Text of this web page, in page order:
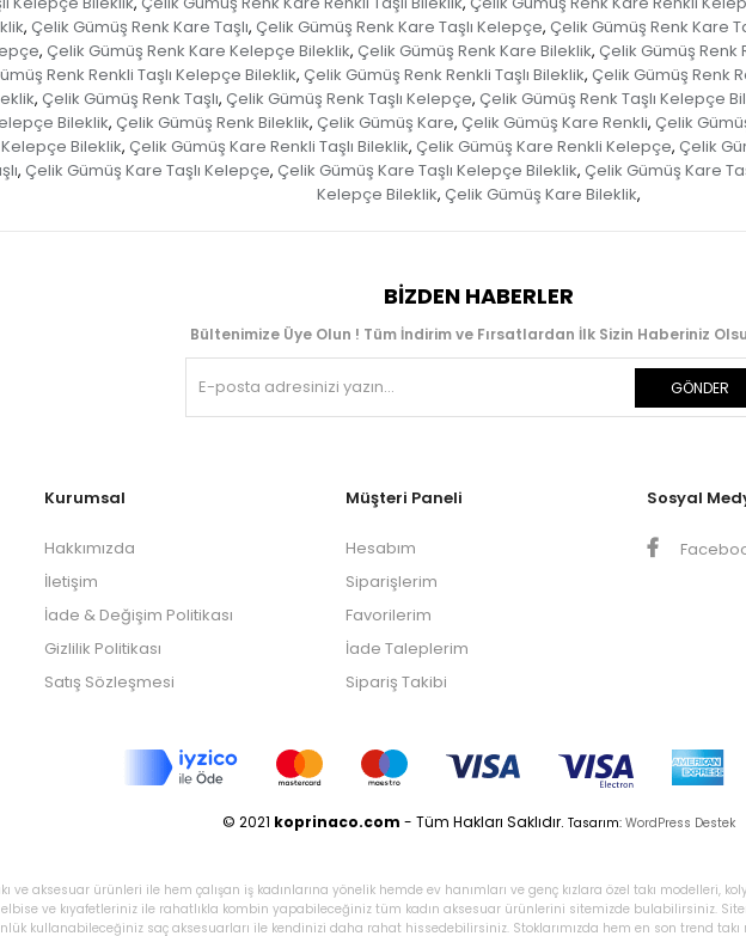
, Çelik Gümüş Renk Kare Taşlı, Çelik Gümüş Renk Kare Taşlı Kelepçe, Çelik Gümüş Renk Kare
, Çelik Gümüş Renk Kare Kelepçe Bileklik, Çelik Gümüş Renk Kare Bileklik, Çelik Gümüş Renk
Renk Renkli Taşlı Kelepçe Bileklik, Çelik Gümüş Renk Renkli Taşlı Bileklik, Çelik Gümüş Renk
, Çelik Gümüş Renk Taşlı, Çelik Gümüş Renk Taşlı Kelepçe, Çelik Gümüş Renk Taşlı Kelepçe
Bileklik, Çelik Gümüş Renk Bileklik, Çelik Gümüş Kare, Çelik Gümüş Kare Renkli, Çelik
Bileklik, Çelik Gümüş Kare Renkli Taşlı Bileklik, Çelik Gümüş Kare Renkli Kelepçe, Çelik
, Çelik Gümüş Kare Taşlı Kelepçe, Çelik Gümüş Kare Taşlı Kelepçe Bileklik, Çelik Gümüş Kare
Kelepçe Bileklik, Çelik Gümüş Kare Bileklik,
BIZDEN HABERLER
Bültenimize Üye Olun ! Tüm İndirim ve Fırsatlardan İlk Sizin Haberiniz
GÖNDER
Kurumsal
Hakkımızda
İletişim
İade & Değişim Politikası
Gizlilik Politikası
Satış Sözleşmesi
Müşteri Paneli
Hesabım
Siparişlerim
Favorilerim
İade Taleplerim
Sipariş Takibi
Sosyal
© 2021 koprinaco.com - Tüm Hakları Saklıdır. Tasarım: WordPress Destek
ve aksesuar ürünleri ile hem çalışan iş kadınlarına yönelik hemde ev hanımları ve genç kızlara özel takı modelleri,
ve kıyafetleriniz ile rahatlıkla kombin yapabileceğiniz tüm kadın aksesuar ürünlerini sitemizde bulabilirsiniz.
kullanabileceğiniz saç aksesuarları ile kendinizi daha rahat hissedebilirsiniz. Stoklarımızda hem en son trend